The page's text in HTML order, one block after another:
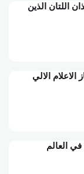
اللتان الذين
الالي